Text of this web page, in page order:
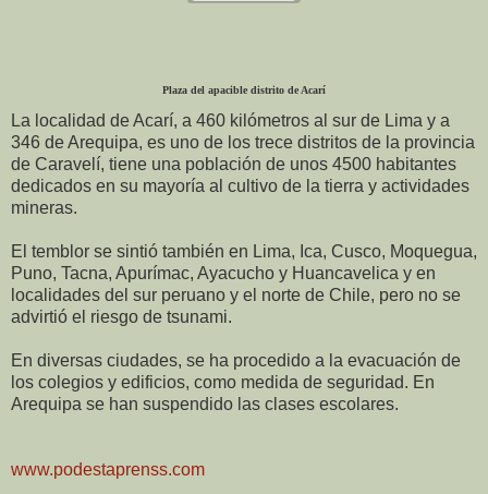
Plaza del apacible distrito de Acarí
La localidad de Acarí, a 460 kilómetros al sur de Lima y a
346 de Arequipa, es uno de los trece distritos de la provincia
de Caravelí, tiene una población de unos 4500 habitantes
dedicados en su mayoría al cultivo de la tierra y actividades
mineras.
El temblor se sintió también en Lima, Ica, Cusco, Moquegua,
Puno, Tacna, Apurímac, Ayacucho y Huancavelica y en
localidades del sur peruano y el norte de Chile, pero no se
advirtió el riesgo de tsunami.
En diversas ciudades, se ha procedido a la evacuación de
los colegios y edificios, como medida de seguridad. En
Arequipa se han suspendido las clases escolares.
www.podestaprenss.com